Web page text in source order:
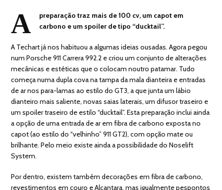
A
preparação traz mais de 100 cv, um capot em
carbono e um spoiler de tipo “ducktail”.
A Techart já nos habituou a algumas ideias ousadas. Agora pegou
num Porsche 911 Carrera 992.2 e criou um conjunto de alterações
mecânicas e estéticas que o colocam noutro patamar. Tudo
começa numa dupla cova na tampa da mala dianteira e entradas
de ar nos para-lamas ao estilo do GT3, a que junta um lábio
dianteiro mais saliente, novas saias laterais, um difusor traseiro e
um spoiler traseiro de estilo “ducktail”. Esta preparação inclui ainda
a opção de uma entrada de ar em fibra de carbono exposta no
capot (ao estilo do “velhinho” 911 GT2), com opção mate ou
brilhante. Pelo meio existe ainda a possibilidade do Noselift
System.
Por dentro, existem também decorações em fibra de carbono,
revestimentos em couro e Alcantara, mas igualmente pespontos